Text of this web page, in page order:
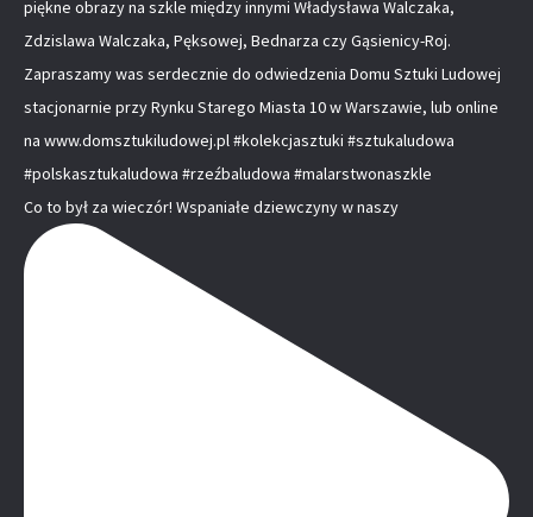
Co to był za wieczór! Wspaniałe dziewczyny w naszy